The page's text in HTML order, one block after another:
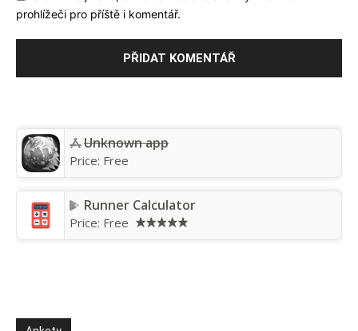
prohlížeči pro příště i komentář.
Unknown app
Price: Free
Runner Calculator
Price: Free